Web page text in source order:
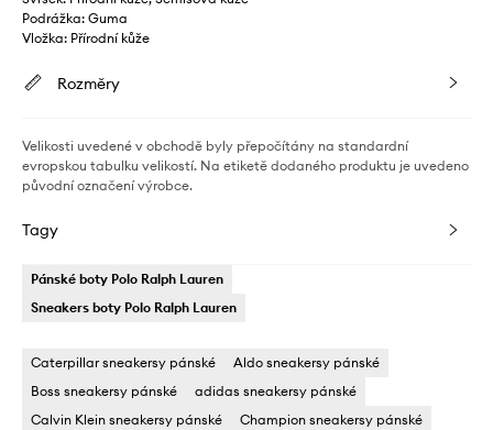
Podrážka: Guma
Vložka: Přírodní kůže
Rozměry
Velikosti uvedené v obchodě byly přepočítány na standardní
evropskou tabulku velikostí. Na etiketě dodaného produktu je uvedeno
původní označení výrobce.
Tagy
Pánské boty Polo Ralph Lauren
Sneakers boty Polo Ralph Lauren
Caterpillar sneakersy pánské
Aldo sneakersy pánské
Boss sneakersy pánské
adidas sneakersy pánské
Calvin Klein sneakersy pánské
Champion sneakersy pánské